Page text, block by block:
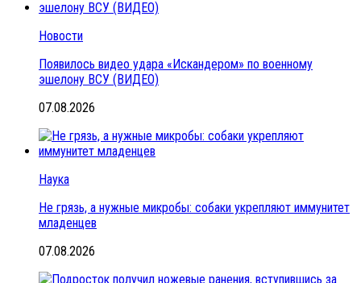
Новости
Появилось видео удара «Искандером» по военному
эшелону ВСУ (ВИДЕО)
07.08.2026
Наука
Не грязь, а нужные микробы: собаки укрепляют иммунитет
младенцев
07.08.2026